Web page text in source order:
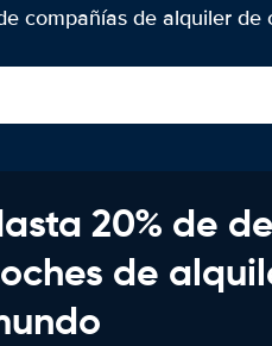
compañías de alquiler de
20% de
de